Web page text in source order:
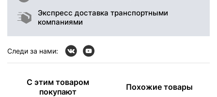
Экспресс доставка транспортными
компаниями
Следи за нами:
С этим товаром
покупают
Похожие товары